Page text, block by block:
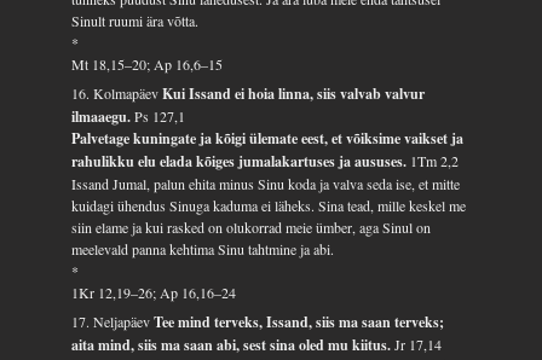
Sinult ruumi ära võtta.
*
Mt 18,15–20; Ap 16,6–15
16. KolmapäevKui Issand ei hoia linna, siis valvab valvur
ilmaaegu.Ps 127,1
Palvetage kuningate ja kõigi ülemate eest, et võiksime vaikset ja
rahulikku elu elada kõiges jumalakartuses ja aususes. 1Tm 2,2
Issand Jumal, palun ehita minus Sinu koda ja valva seda ise, et mitte
kuidagi ühendus Sinuga kaduma ei läheks. Sina tead, mille keskel me
siin elame ja kui rasked on olukorrad meie ümber, aga Sinul on
meelevald panna kehtima Sinu tahtmine ja abi.
*
1Kr 12,19–26; Ap 16,16–24
17. NeljapäevTee mind terveks, Issand, siis ma saan terveks;
aita mind, siis ma saan abi, sest sina oled mu kiitus.Jr 17,14